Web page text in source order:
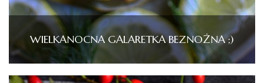
WIELKANOCNA GALARETKA BEZNOŻNA ;)